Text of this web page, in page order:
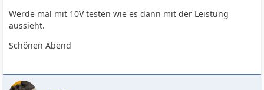
Werde mal mit 10V testen wie es dann mit der Leistung
aussieht.
Schönen Abend